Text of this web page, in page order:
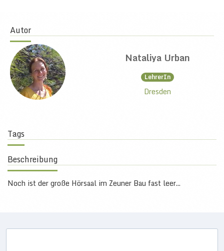
Autor
Nataliya Urban
LehrerIn
Dresden
Tags
Beschreibung
Noch ist der große Hörsaal im Zeuner Bau fast leer...